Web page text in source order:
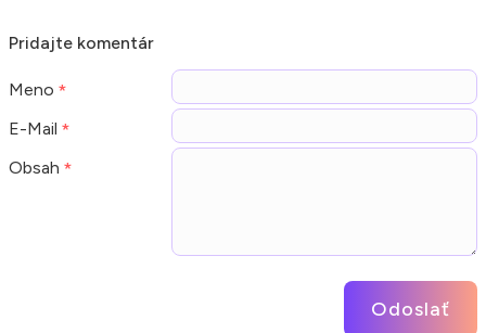
Pridajte komentár
Meno
E-Mail
Obsah
Odoslať